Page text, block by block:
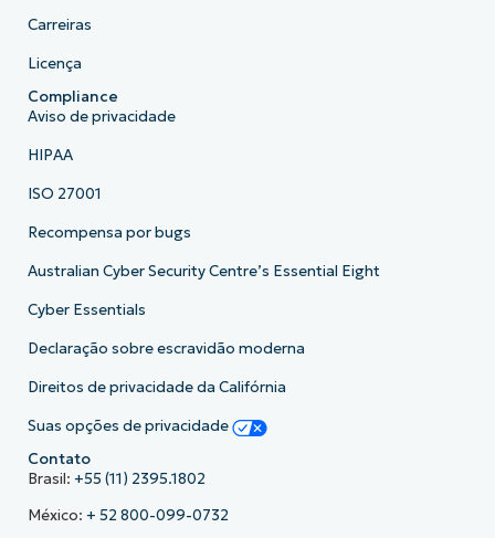
Carreiras
Licença
Compliance
Aviso de privacidade
HIPAA
ISO 27001
Recompensa por bugs
Australian Cyber Security Centre’s Essential Eight
Cyber Essentials
Declaração sobre escravidão moderna
Direitos de privacidade da Califórnia
Suas opções de privacidade
Contato
Brasil: +55 (11) 2395.1802
México: + 52 800-099-0732